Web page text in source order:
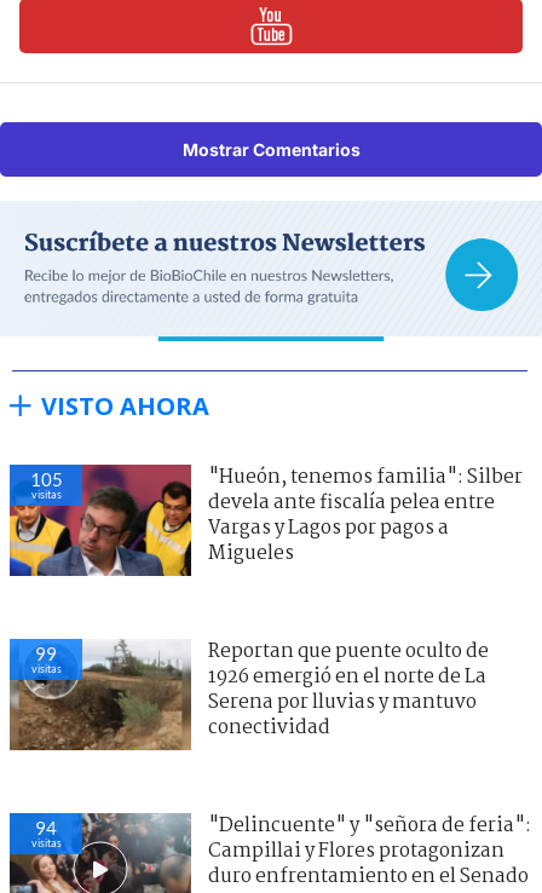
Mostrar Comentarios
VISTO AHORA
105
visitas
"Hueón, tenemos familia": Silber
devela ante fiscalía pelea entre
Vargas y Lagos por pagos a
Migueles
99
visitas
Reportan que puente oculto de
1926 emergió en el norte de La
Serena por lluvias y mantuvo
conectividad
94
visitas
"Delincuente" y "señora de feria":
Campillai y Flores protagonizan
duro enfrentamiento en el Senado